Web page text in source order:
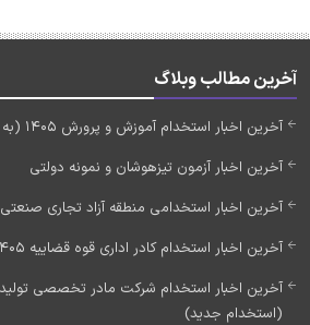
آخرین مطالب وبلاگ
آخرین اخبار استخدام آموزش و پرورش 1405 (به زودی)
آخرین اخبار آزمون تیزهوشان و نمونه دولتی
آخرین اخبار استخدامی منطقه آزاد تجاری صنعتی 1405
آخرین اخبار استخدام کادر اداری قوه قضاییه 1405 (به زودی)
(استخدام جدید)